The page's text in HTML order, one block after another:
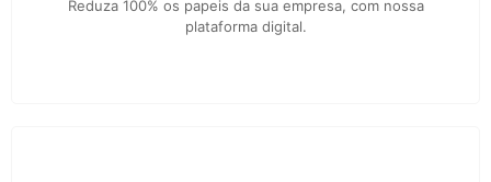
Reduza 100% os papeis da sua empresa, com nossa
plataforma digital.